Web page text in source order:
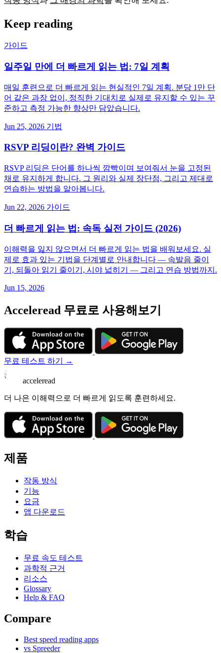
Keep reading
가이드
일주일 만에 더 빠르게 읽는 법: 7일 계획
매일 훈련으로 더 빠르게 읽는 현실적인 7일 계획. 분당 1만 단
어 같은 과장 없이, 정직한 기대치로 실제로 유지할 수 있는 꾸
준하고 측정 가능한 향상만 담았습니다.
Jun 25, 2026 기법
RSVP 리딩이란? 완벽 가이드
RSVP 리딩은 단어를 하나씩 깜빡이며 보여줘서 눈을 고정된
채로 유지하게 합니다. 그 원리와 실제 장단점, 그리고 제대로
연습하는 방법을 알아봅니다.
Jun 22, 2026 가이드
더 빠르게 읽는 법: 속독 실전 가이드 (2026)
이해력을 잃지 않으면서 더 빠르게 읽는 법을 배워보세요. 실
제로 효과 있는 기법을 단계별로 안내합니다 — 속발음 줄이
기, 되돌아 읽기 줄이기, 시야 넓히기 — 그리고 연습 방법까지.
Jun 15, 2026
Acceleread 무료로 사용해보기
무료 테스트 하기 →
acceleread
더 나은 이해력으로 더 빠르게 읽도록 훈련하세요.
제품
작동 방식
기능
요금
앱 다운로드
학습
무료 속도 테스트
과학적 근거
리소스
Glossary
Help & FAQ
Compare
Best speed reading apps
vs Spreeder